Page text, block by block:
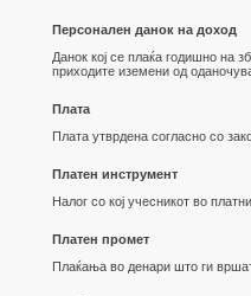
Персонален данок на доход
Данок кој се плаќа годишно на
приходите иземени од
Плата
Плата утврдена согласно со
Платен инструмент
Налог со кој учесникот во
Платен промет
Плаќања во денари што ги